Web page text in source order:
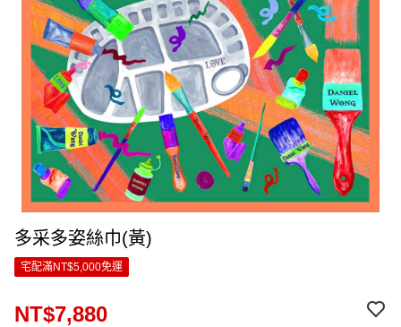
多采多姿絲巾(黃)
宅配滿NT$5,000免運
NT$7,880